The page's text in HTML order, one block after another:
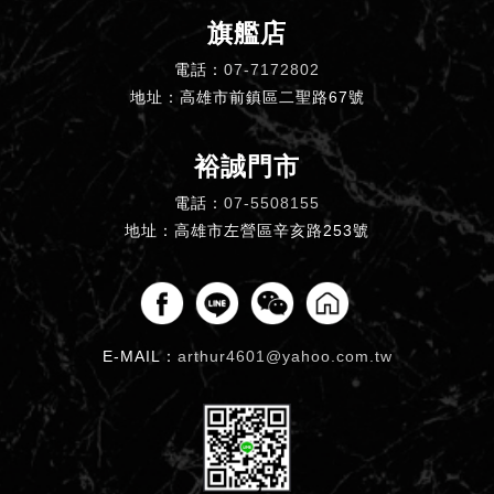
旗艦店
電話： 07-7172802
地址：高雄市前鎮區二聖路67號
裕誠門市
電話： 07-5508155
地址：高雄市左營區辛亥路253號
E-MAIL： arthur4601@yahoo.com.tw